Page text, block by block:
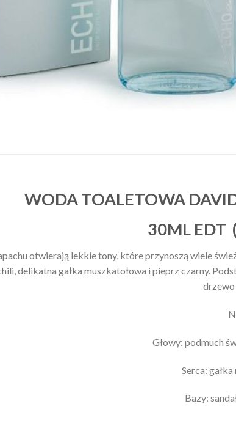
WODA TOALETOWA
30ML EDT
otwierają lekkie tony, które przynoszą wiele
delikatna gałka muszkatołowa i pieprz czarny.
drzewo
Głowy: podmuch
Serca:
Bazy: